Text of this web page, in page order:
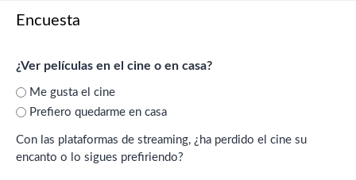
Encuesta
¿Ver películas en el cine o en casa?
Me gusta el cine
Prefiero quedarme en casa
Con las plataformas de streaming, ¿ha perdido el cine su
encanto o lo sigues prefiriendo?